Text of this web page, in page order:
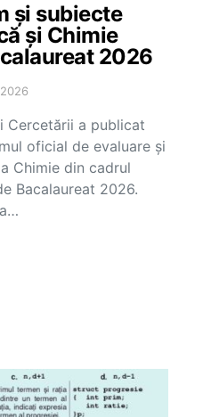
și subiecte
și Chimie
2026
Cercetării a publicat
oficial de evaluare și
Chimie din cadrul
Bacalaureat 2026.